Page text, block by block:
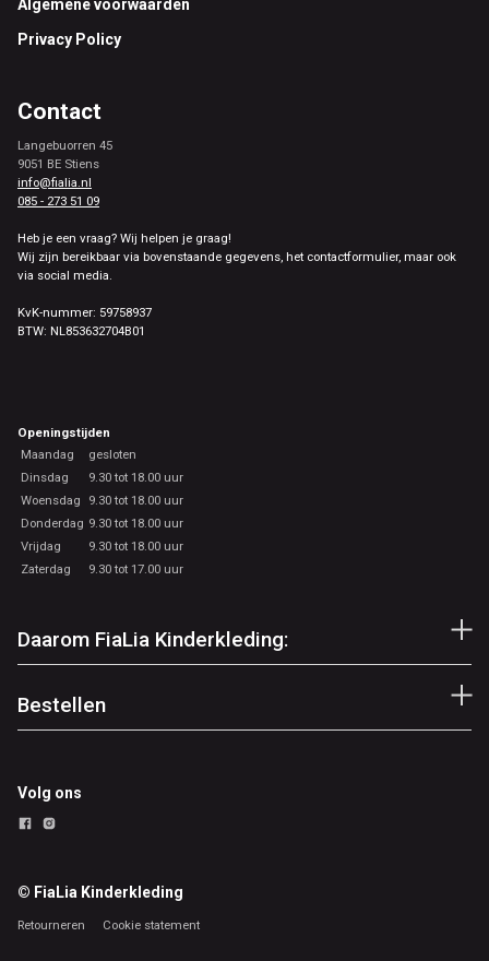
Algemene voorwaarden
Privacy Policy
Contact
Langebuorren 45
9051 BE Stiens
info@fialia.nl
085 - 273 51 09
Heb je een vraag? Wij helpen je graag!
Wij zijn bereikbaar via bovenstaande gegevens, het contactformulier, maar ook
via social media.
KvK-nummer: 59758937
BTW: NL853632704B01
Openingstijden
Maandag
gesloten
Dinsdag
9.30 tot 18.00 uur
Woensdag
9.30 tot 18.00 uur
Donderdag 9.30 tot 18.00 uur
Vrijdag
9.30 tot 18.00 uur
Zaterdag
9.30 tot 17.00 uur
Daarom FiaLia Kinderkleding:
Bestellen
Volg ons
© FiaLia Kinderkleding
Retourneren Cookie statement